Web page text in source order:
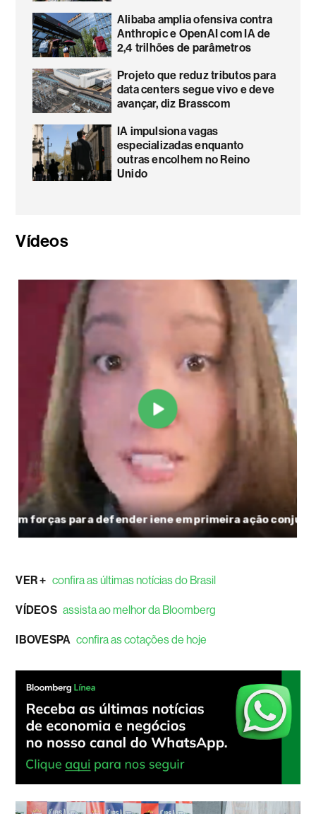
Alibaba amplia ofensiva contra
Anthropic e OpenAI com IA de
2,4 trilhões de parâmetros
Projeto que reduz tributos para
data centers segue vivo e deve
avançar, diz Brasscom
IA impulsiona vagas
especializadas enquanto
outras encolhem no Reino
Unido
Vídeos
VER + confira as últimas notícias do Brasil
VÍDEOS assista ao melhor da Bloomberg
IBOVESPA confira as cotações de hoje